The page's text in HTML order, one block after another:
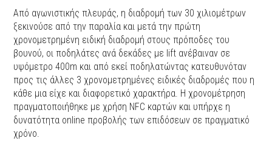
Από αγωνιστικής πλευράς, η διαδρομή των 30 χιλιομέτρων
ξεκινούσε από την παραλία και μετά την πρώτη
χρονομετρημένη ειδική διαδρομή στους πρόποδες του
βουνού, οι ποδηλάτες ανά δεκάδες με lift ανέβαιναν σε
υψόμετρο 400m και από εκεί ποδηλατώντας κατευθυνόταν
προς τις άλλες 3 χρονομετρημένες ειδικές διαδρομές που η
κάθε μια είχε και διαφορετικό χαρακτήρα. Η χρονομέτρηση
πραγματοποιήθηκε με χρήση NFC καρτών και υπήρχε η
δυνατότητα online προβολής των επιδόσεων σε πραγματικό
χρόνο.